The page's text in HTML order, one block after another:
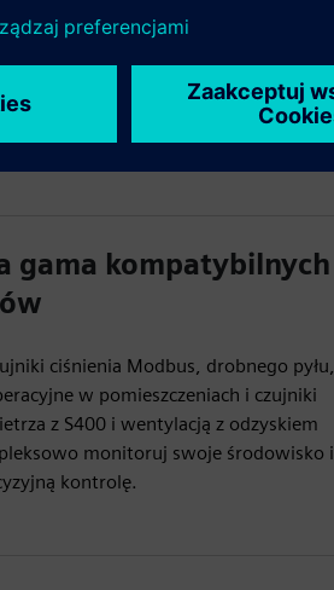
gama kompatybilnych
ciśnienia Modbus, drobnego pyłu,
w pomieszczeniach i czujniki
z S400 i wentylacją z odzyskiem
monitoruj swoje środowisko i
kontrolę.